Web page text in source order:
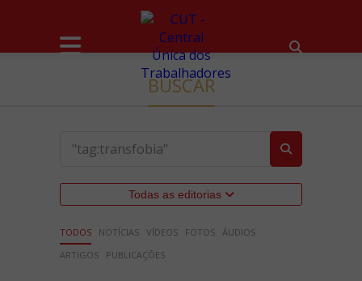
BUSCAR
Todas as editorias
TODOS NOTÍCIAS VÍDEOS FOTOS ÁUDIOS
ARTIGOS
PUBLICAÇÕES